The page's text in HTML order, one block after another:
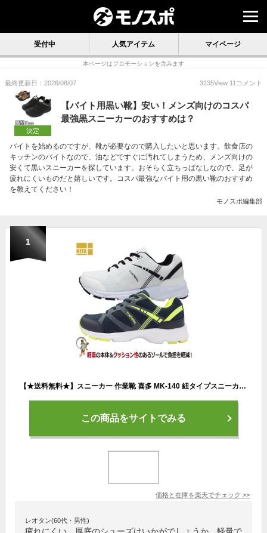
受付中 人気アイテム マイページ
本ページはプロモーションを含みます
最終更新日：2026/08/07 3235View 11 コメント
決定
【バイト用黒い靴】安い！メンズ向けのコスパ
最強黒スニーカーのおすすめは？
バイトを始めるのですが、靴が必要なので購入したいと思います。飲食店の
キッチンのバイトなので、油などですぐに汚れてしまうため、メンズ向けの
安くて黒いスニーカーを探しています。おそらく立ちっぱなしなので、足が
疲れにくいものだと嬉しいです。コスパ最強なバイト用の黒い靴のおすすめ
を教えてください！
モノスポ編集部
1
【★送料無料★】スニーカー 作業靴 喜多 MK-140 紐タイプスニーカー ジョギングシューズ 激安 破格 SALE ホワイト ネイビー 軽量 メンズ シューズ メッシュ 通学 学校 耐滑
この商品をサイトでみる
価格と在庫を楽天でチェック >>
レオタン(60代・男性)